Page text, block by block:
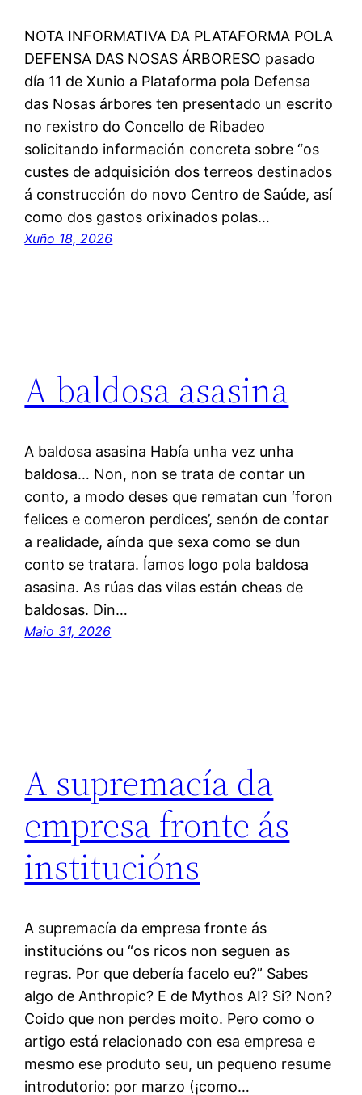
NOTA INFORMATIVA DA PLATAFORMA POLA
DEFENSA DAS NOSAS ÁRBORESO pasado
día 11 de Xunio a Plataforma pola Defensa
das Nosas árbores ten presentado un escrito
no rexistro do Concello de Ribadeo
solicitando información concreta sobre “os
custes de adquisición dos terreos destinados
á construcción do novo Centro de Saúde, así
como dos gastos orixinados polas…
Xuño 18, 2026
A baldosa asasina
A baldosa asasina Había unha vez unha
baldosa… Non, non se trata de contar un
conto, a modo deses que rematan cun ‘foron
felices e comeron perdices’, senón de contar
a realidade, aínda que sexa como se dun
conto se tratara. Íamos logo pola baldosa
asasina. As rúas das vilas están cheas de
baldosas. Din…
Maio 31, 2026
A supremacía da
empresa fronte ás
institucións
A supremacía da empresa fronte ás
institucións ou “os ricos non seguen as
regras. Por que debería facelo eu?” Sabes
algo de Anthropic? E de Mythos AI? Si? Non?
Coido que non perdes moito. Pero como o
artigo está relacionado con esa empresa e
mesmo ese produto seu, un pequeno resume
introdutorio: por marzo (¡como…